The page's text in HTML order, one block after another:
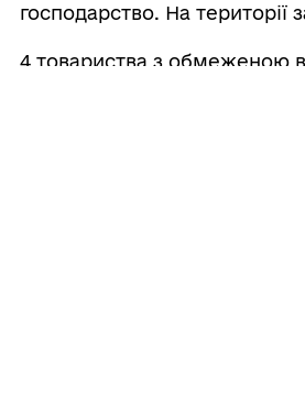
господарство. На території
4 товариства з обмеженою